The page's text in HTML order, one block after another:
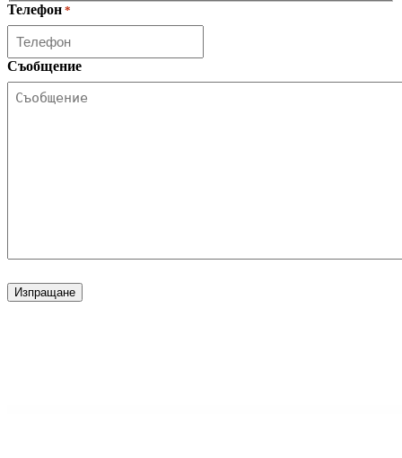
Телефон *
Съобщение
Изпращане